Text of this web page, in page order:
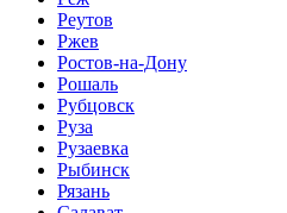
Реутов
Ржев
Ростов-на-Дону
Рошаль
Рубцовск
Руза
Рузаевка
Рыбинск
Рязань